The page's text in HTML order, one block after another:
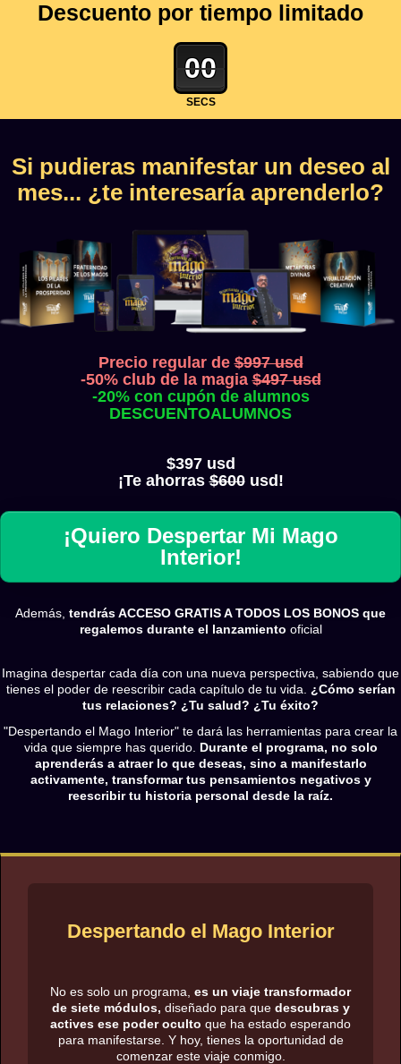
Descuento por tiempo limitado
00
SECS
Si pudieras manifestar un deseo al
mes... ¿te interesaría aprenderlo?
Precio regular de$997 usd
-50% club de la magia$497 usd
-20% con cupón de alumnos
DESCUENTOALUMNOS
$397 usd
¡Te ahorras$600usd!
¡Quiero Despertar Mi Mago
Interior!
Además, tendrás ACCESO GRATIS A TODOS LOS BONOS que
regalemos durante el lanzamiento oficial
Imagina despertar cada día con una nueva perspectiva, sabiendo que
tienes el poder de reescribir cada capítulo de tu vida. ¿Cómo serían
tus relaciones? ¿Tu salud? ¿Tu éxito?
"Despertando el Mago Interior" te dará las herramientas para crear la
vida que siempre has querido. Durante el programa, no solo
aprenderás a atraer lo que deseas, sino a manifestarlo
activamente, transformar tus pensamientos negativos y
reescribir tu historia personal desde la raíz.
Despertando el Mago Interior
No es solo un programa, es un viaje transformador
de siete módulos, diseñado para que descubras y
actives ese poder oculto que ha estado esperando
para manifestarse. Y hoy, tienes la oportunidad de
comenzar este viaje conmigo.